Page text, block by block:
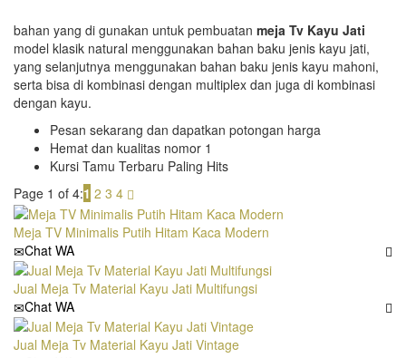
bahan yang di gunakan untuk pembuatan meja Tv Kayu Jati
model klasik natural menggunakan bahan baku jenis kayu jati,
yang selanjutnya menggunakan bahan baku jenis kayu mahoni,
serta bisa di kombinasi dengan multiplex dan juga di kombinasi
dengan kayu.
Pesan sekarang dan dapatkan potongan harga
Hemat dan kualitas nomor 1
Kursi Tamu Terbaru Paling Hits
Page 1 of 4:1 2 3 4
Meja TV Minimalis Putih Hitam Kaca Modern
Chat WA
Jual Meja Tv Material Kayu Jati Multifungsi
Chat WA
Jual Meja Tv Material Kayu Jati Vintage